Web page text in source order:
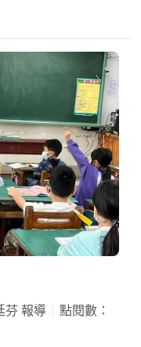
芬 報導
點閱數：